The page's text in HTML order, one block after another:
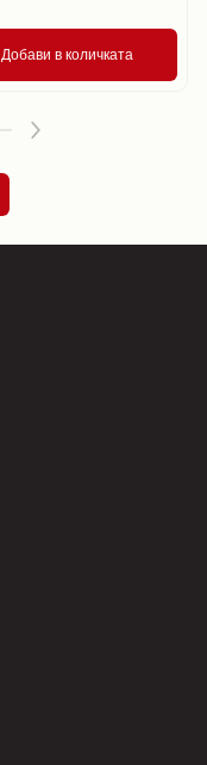
Добави в количката